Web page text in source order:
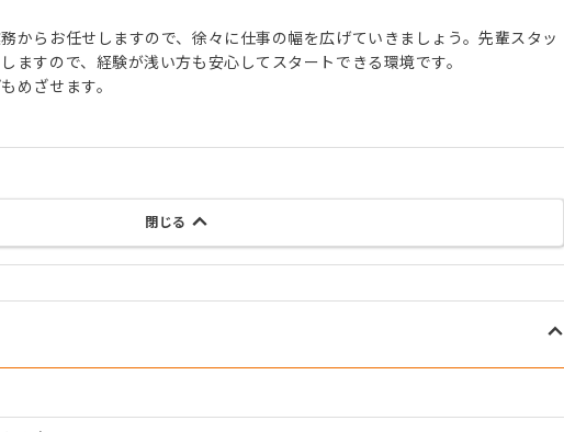
からお任せしますので、徐々に仕事の幅を広げていきましょう。先輩スタッ
ますので、経験が浅い方も安心してスタートできる環境です。
めざせます。
閉じる